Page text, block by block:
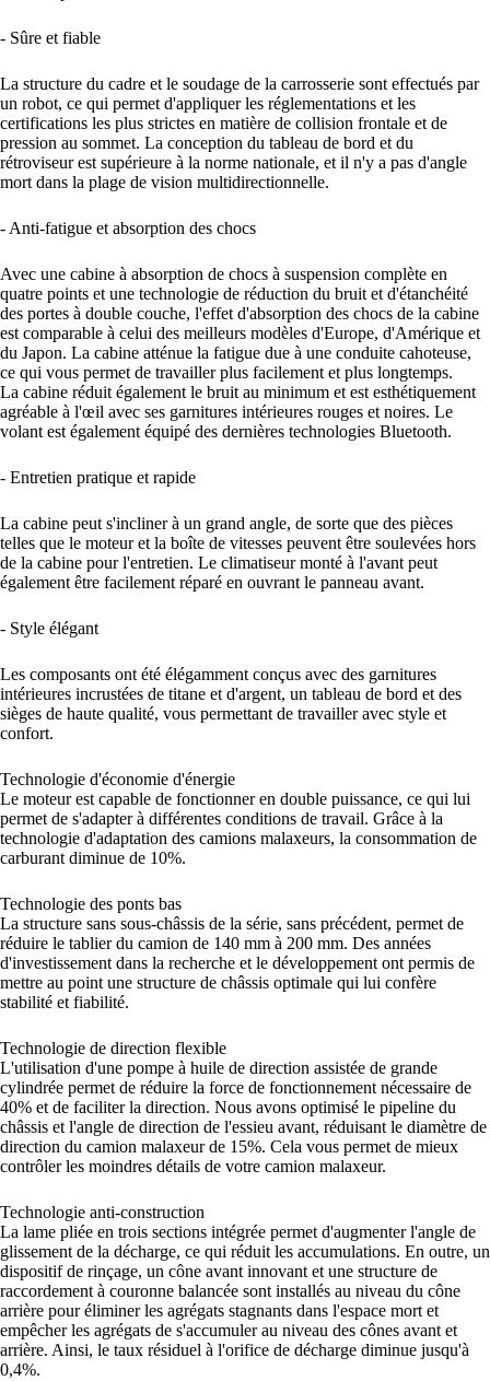
- Sûre et fiable
La structure du cadre et le soudage de la carrosserie sont effectués par
un robot, ce qui permet d'appliquer les réglementations et les
certifications les plus strictes en matière de collision frontale et de
pression au sommet. La conception du tableau de bord et du
rétroviseur est supérieure à la norme nationale, et il n'y a pas d'angle
mort dans la plage de vision multidirectionnelle.
- Anti-fatigue et absorption des chocs
Avec une cabine à absorption de chocs à suspension complète en
quatre points et une technologie de réduction du bruit et d'étanchéité
des portes à double couche, l'effet d'absorption des chocs de la cabine
est comparable à celui des meilleurs modèles d'Europe, d'Amérique et
du Japon. La cabine atténue la fatigue due à une conduite cahoteuse,
ce qui vous permet de travailler plus facilement et plus longtemps.
La cabine réduit également le bruit au minimum et est esthétiquement
agréable à l'œil avec ses garnitures intérieures rouges et noires. Le
volant est également équipé des dernières technologies Bluetooth.
- Entretien pratique et rapide
La cabine peut s'incliner à un grand angle, de sorte que des pièces
telles que le moteur et la boîte de vitesses peuvent être soulevées hors
de la cabine pour l'entretien. Le climatiseur monté à l'avant peut
également être facilement réparé en ouvrant le panneau avant.
- Style élégant
Les composants ont été élégamment conçus avec des garnitures
intérieures incrustées de titane et d'argent, un tableau de bord et des
sièges de haute qualité, vous permettant de travailler avec style et
confort.
Technologie d'économie d'énergie
Le moteur est capable de fonctionner en double puissance, ce qui lui
permet de s'adapter à différentes conditions de travail. Grâce à la
technologie d'adaptation des camions malaxeurs, la consommation de
carburant diminue de 10%.
Technologie des ponts bas
La structure sans sous-châssis de la série, sans précédent, permet de
réduire le tablier du camion de 140 mm à 200 mm. Des années
d'investissement dans la recherche et le développement ont permis de
mettre au point une structure de châssis optimale qui lui confère
stabilité et fiabilité.
Technologie de direction flexible
L'utilisation d'une pompe à huile de direction assistée de grande
cylindrée permet de réduire la force de fonctionnement nécessaire de
40% et de faciliter la direction. Nous avons optimisé le pipeline du
châssis et l'angle de direction de l'essieu avant, réduisant le diamètre de
direction du camion malaxeur de 15%. Cela vous permet de mieux
contrôler les moindres détails de votre camion malaxeur.
Technologie anti-construction
La lame pliée en trois sections intégrée permet d'augmenter l'angle de
glissement de la décharge, ce qui réduit les accumulations. En outre, un
dispositif de rinçage, un cône avant innovant et une structure de
raccordement à couronne balancée sont installés au niveau du cône
arrière pour éliminer les agrégats stagnants dans l'espace mort et
empêcher les agrégats de s'accumuler au niveau des cônes avant et
arrière. Ainsi, le taux résiduel à l'orifice de décharge diminue jusqu'à
0,4%.